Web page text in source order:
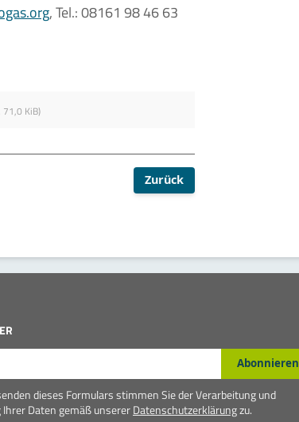
, Tel.: 08161 98 46 63
71,0 KiB)
Zurück
Abonnieren
dieses Formulars stimmen Sie der Verarbeitung und
Ihrer Daten gemäß unsererDatenschutzerklärungzu.